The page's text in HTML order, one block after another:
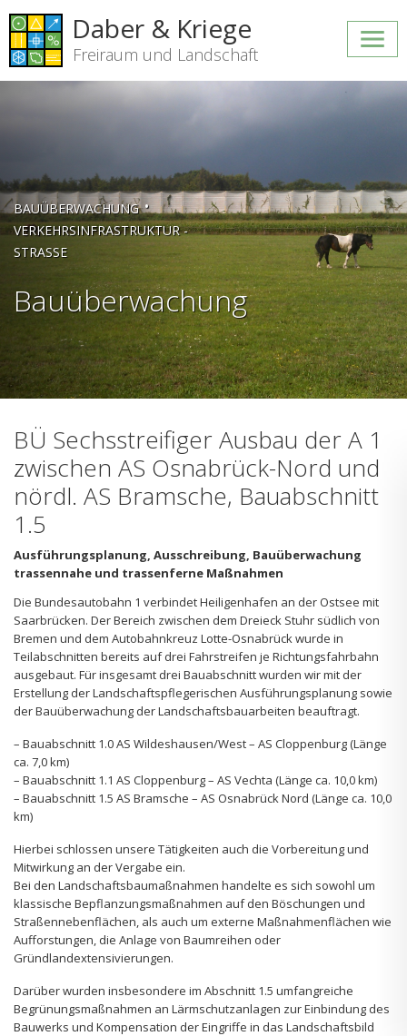
Daber & Kriege
Freiraum und Landschaft
BAUÜBERWACHUNG•
VERKEHRSINFRASTRUKTUR -
STRASSE
Bauüberwachung
BÜ Sechsstreifiger Ausbau der A 1
zwischen AS Osnabrück-Nord und
nördl. AS Bramsche, Bauabschnitt
1.5
Ausführungsplanung, Ausschreibung, Bauüberwachung
trassennahe und trassenferne Maßnahmen
Die Bundesautobahn 1 verbindet Heiligenhafen an der Ostsee mit
Saarbrücken. Der Bereich zwischen dem Dreieck Stuhr südlich von
Bremen und dem Autobahnkreuz Lotte-Osnabrück wurde in
Teilabschnitten bereits auf drei Fahrstreifen je Richtungsfahrbahn
ausgebaut. Für insgesamt drei Bauabschnitt wurden wir mit der
Erstellung der Landschaftspflegerischen Ausführungsplanung sowie
der Bauüberwachung der Landschaftsbauarbeiten beauftragt.
– Bauabschnitt 1.0 AS Wildeshausen/West – AS Cloppenburg (Länge
ca. 7,0 km)
– Bauabschnitt 1.1 AS Cloppenburg – AS Vechta (Länge ca. 10,0 km)
– Bauabschnitt 1.5 AS Bramsche – AS Osnabrück Nord (Länge ca. 10,0
km)
Hierbei schlossen unsere Tätigkeiten auch die Vorbereitung und
Mitwirkung an der Vergabe ein.
Bei den Landschaftsbaumaßnahmen handelte es sich sowohl um
klassische Bepflanzungsmaßnahmen auf den Böschungen und
Straßennebenflächen, als auch um externe Maßnahmenflächen wie
Aufforstungen, die Anlage von Baumreihen oder
Gründlandextensivierungen.
Darüber wurden insbesondere im Abschnitt 1.5 umfangreiche
Begrünungsmaßnahmen an Lärmschutzanlagen zur Einbindung des
Bauwerks und Kompensation der Eingriffe in das Landschaftsbild